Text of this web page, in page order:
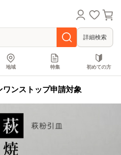
詳細検索
地域 特集 初めての方
ワンストップ申請対象